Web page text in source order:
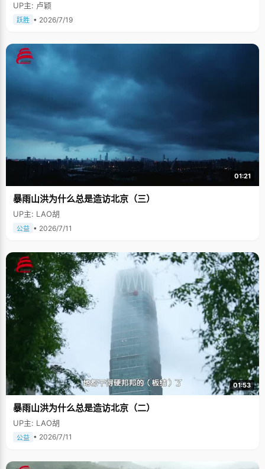
UP主: 卢颖
跃胜 • 2026/7/19
01:21
暴雨山洪为什么总是造访北京（三）
UP主: LAO胡
公益 • 2026/7/11
01:53
暴雨山洪为什么总是造访北京（二）
UP主: LAO胡
公益 • 2026/7/11